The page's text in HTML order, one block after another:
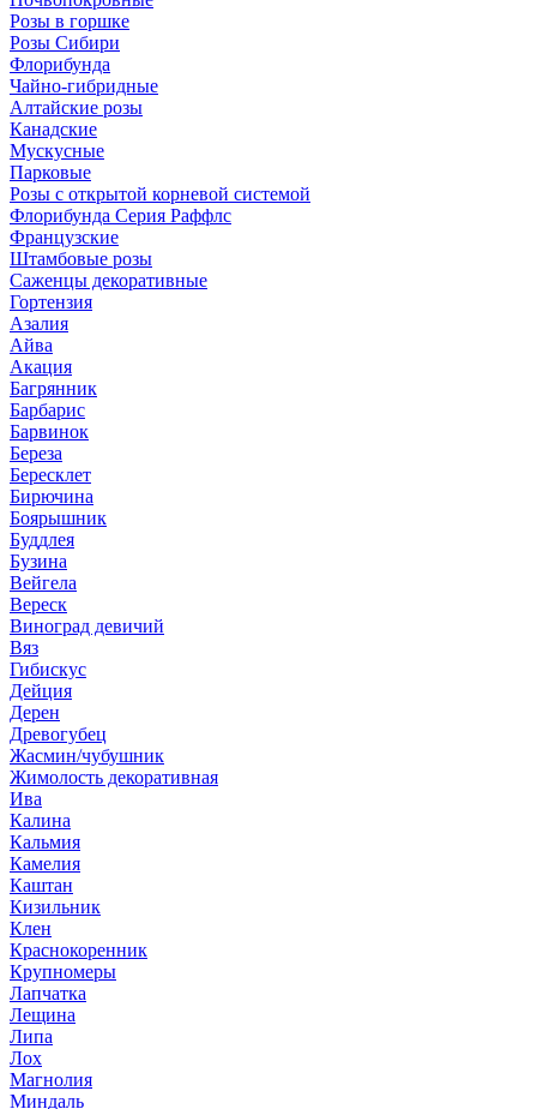
Розы в горшке
Розы Сибири
Флорибунда
Чайно-гибридные
Алтайские розы
Канадские
Мускусные
Парковые
Розы с открытой корневой системой
Флорибунда Серия Раффлс
Французские
Штамбовые розы
Саженцы декоративные
Гортензия
Азалия
Айва
Акация
Багрянник
Барбарис
Барвинок
Береза
Бересклет
Бирючина
Боярышник
Буддлея
Бузина
Вейгела
Вереск
Виноград девичий
Вяз
Гибискус
Дейция
Дерен
Древогубец
Жасмин/чубушник
Жимолость декоративная
Ива
Калина
Кальмия
Камелия
Каштан
Кизильник
Клен
Краснокоренник
Крупномеры
Лапчатка
Лещина
Липа
Лох
Магнолия
Миндаль